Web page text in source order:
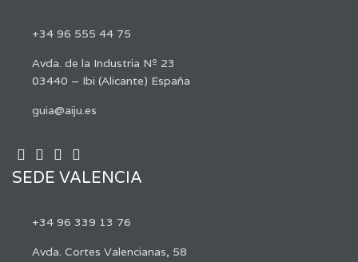
+34 96 555 44 75
Avda. de la Industria Nº 23
03440 – Ibi (Alicante) España
guia@aiju.es
SEDE VALENCIA
+34 96 339 13 76
Avda. Cortes Valencianas, 58